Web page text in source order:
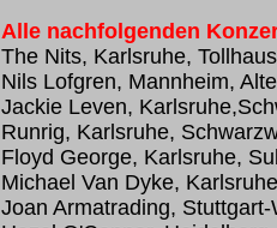
Alle nachfolgenden
The Nits, Karlsruhe, Tollhaus
Nils Lofgren, Mannheim,
Jackie Leven,
Runrig, Karlsruhe,
Floyd George, Karlsruhe,
Michael Van Dyke,
Joan Armatrading,